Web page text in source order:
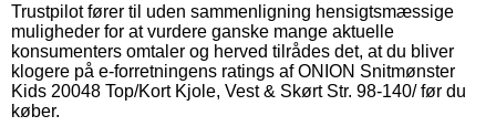
Trustpilot fører til uden sammenligning hensigtsmæssige
muligheder for at vurdere ganske mange aktuelle
konsumenters omtaler og herved tilrådes det, at du bliver
klogere på e-forretningens ratings af ONION Snitmønster
Kids 20048 Top/Kort Kjole, Vest & Skørt Str. 98-140/ før du
køber.